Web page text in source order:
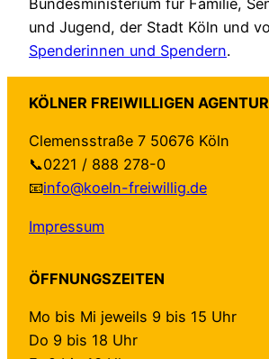
und Jugend, der Stadt Köln und
Spenderinnen und Spendern.
KÖLNER FREIWILLIGEN
Clemensstraße 7 50676 Köln
📞0221 / 888 278-0
📧info@koeln-freiwillig.de
Impressum
ÖFFNUNGSZEITEN
Mo bis Mi jeweils 9 bis 15 Uhr
Do 9 bis 18 Uhr